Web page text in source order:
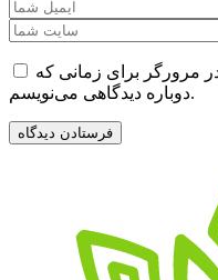
مرورگر برای زمانی که
دوباره دیدگاهی می‌نویسم.